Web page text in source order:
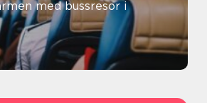
med bussresor i